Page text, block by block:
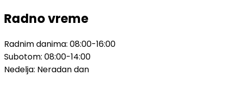
Radno vreme
Radnim danima: 08:00-16:00
Subotom: 08:00-14:00
Nedelja: Neradan dan